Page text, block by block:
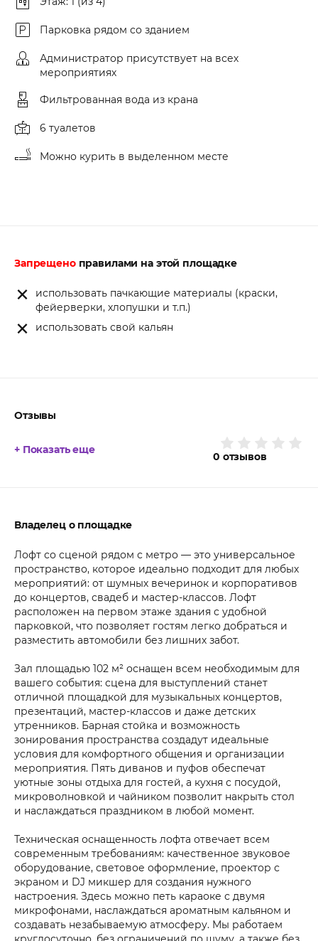
Парковка рядом со зданием
Администратор присутствует на всех
мероприятиях
Фильтрованная вода из крана
6 туалетов
Можно курить в выделенном месте
Запрещеноправилами на этой площадке
использовать пачкающие материалы (краски,
фейерверки, хлопушки и т.п.)
использовать свой кальян
Отзывы
0 отзывов
+ Показать еще
Владелец о площадке
Лофт со сценой рядом с метро — это универсальное
пространство, которое идеально подходит для любых
мероприятий: от шумных вечеринок и корпоративов
до концертов, свадеб и мастер-классов. Лофт
расположен на первом этаже здания с удобной
парковкой, что позволяет гостям легко добраться и
разместить автомобили без лишних забот.
Зал площадью 102 м² оснащен всем необходимым для
вашего события: сцена для выступлений станет
отличной площадкой для музыкальных концертов,
презентаций, мастер-классов и даже детских
утренников. Барная стойка и возможность
зонирования пространства создадут идеальные
условия для комфортного общения и организации
мероприятия. Пять диванов и пуфов обеспечат
уютные зоны отдыха для гостей, а кухня с посудой,
микроволновкой и чайником позволит накрыть стол
и наслаждаться праздником в любой момент.
Техническая оснащенность лофта отвечает всем
современным требованиям: качественное звуковое
оборудование, световое оформление, проектор с
экраном и DJ микшер для создания нужного
настроения. Здесь можно петь караоке с двумя
микрофонами, наслаждаться ароматным кальяном и
создавать незабываемую атмосферу. Мы работаем